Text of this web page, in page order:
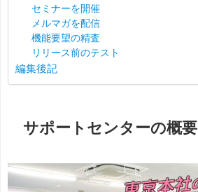
セミナーを開催
メルマガを配信
機能要望の精査
リリース前のテスト
編集後記
サポートセンターの概要